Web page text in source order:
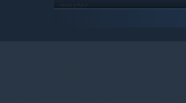
Spank away to your
greater